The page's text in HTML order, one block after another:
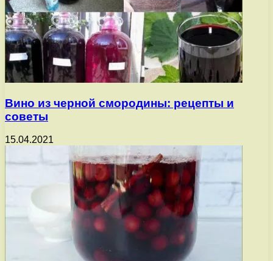
Вино из черной смородины: рецепты и
советы
15.04.2021